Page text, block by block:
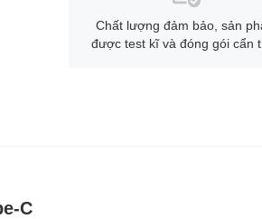
Chất lượng đảm bảo, sản
được test kĩ và đóng gói cẩn
C